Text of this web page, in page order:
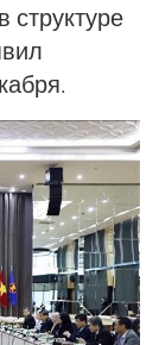
структуре